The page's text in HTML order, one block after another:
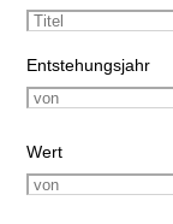
Entstehungsjahr
Wert